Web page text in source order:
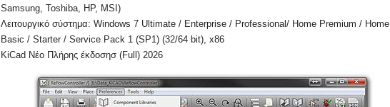
Samsung, Toshiba, HP, MSI)
Λειτουργικό σύστημα: Windows 7 Ultimate / Enterprise / Professional/ Home Premium / Home
Basic / Starter / Service Pack 1 (SP1) (32/64 bit), x86
KiCad Νέο Πλήρης έκδοσησ (Full) 2026